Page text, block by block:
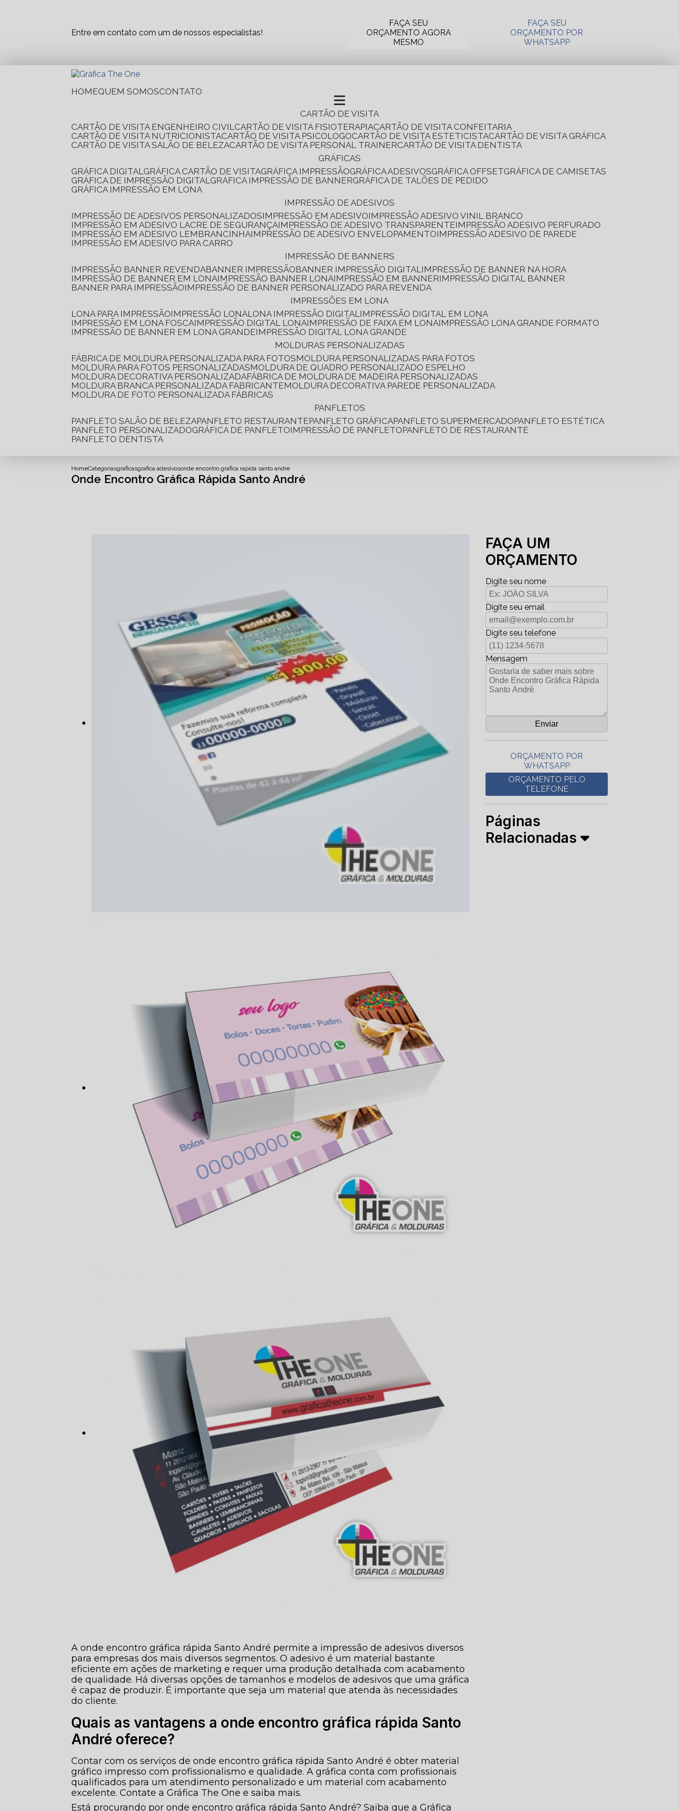
Entre em contato com um de nossos especialistas!
FAÇA SEU
ORÇAMENTO AGORA
MESMO
FAÇA SEU
ORÇAMENTO POR
WHATSAPP
HOME QUEM SOMOS CONTATO
CARTÃO DE VISITA
CARTÃO DE VISITA ENGENHEIRO CIVIL CARTÃO DE VISITA FISIOTERAPIA CARTÃO DE VISITA CONFEITARIA
CARTÃO DE VISITA NUTRICIONISTA CARTÃO DE VISITA PSICOLOGO CARTÃO DE VISITA ESTETICISTA CARTÃO DE VISITA GRÁFICA
CARTÃO DE VISITA SALÃO DE BELEZA CARTÃO DE VISITA PERSONAL TRAINER CARTÃO DE VISITA DENTISTA
GRÁFICAS
GRÁFICA DIGITAL
GRÁFICA CARTÃO DE VISITA GRÁFICA IMPRESSÃO GRÁFICA ADESIVOS GRÁFICA OFFSET
GRÁFICA DE CAMISETAS
GRÁFICA DE IMPRESSÃO DIGITAL
GRÁFICA IMPRESSÃO DE BANNER
GRÁFICA DE TALÕES DE PEDIDO
GRÁFICA IMPRESSÃO EM LONA
IMPRESSÃO DE ADESIVOS
IMPRESSÃO DE ADESIVOS PERSONALIZADOS IMPRESSÃO EM ADESIVO IMPRESSÃO ADESIVO VINIL BRANCO
IMPRESSÃO EM ADESIVO LACRE DE SEGURANÇA IMPRESSÃO DE ADESIVO TRANSPARENTE IMPRESSÃO ADESIVO PERFURADO
IMPRESSÃO EM ADESIVO LEMBRANCINHA IMPRESSÃO DE ADESIVO ENVELOPAMENTO IMPRESSÃO ADESIVO DE PAREDE
IMPRESSÃO EM ADESIVO PARA CARRO
IMPRESSÃO DE BANNERS
IMPRESSÃO BANNER REVENDA
BANNER IMPRESSÃO BANNER IMPRESSÃO DIGITAL IMPRESSÃO DE BANNER NA HORA
IMPRESSÃO DE BANNER EM LONA IMPRESSÃO BANNER LONA IMPRESSÃO EM BANNER IMPRESSÃO DIGITAL BANNER
BANNER PARA IMPRESSÃO IMPRESSÃO DE BANNER PERSONALIZADO PARA REVENDA
IMPRESSÕES EM LONA
LONA PARA IMPRESSÃO IMPRESSÃO LONA LONA IMPRESSÃO DIGITAL IMPRESSÃO DIGITAL EM LONA
IMPRESSÃO EM LONA FOSCA IMPRESSÃO DIGITAL LONA IMPRESSÃO DE FAIXA EM LONA IMPRESSÃO LONA GRANDE FORMATO
IMPRESSÃO DE BANNER EM LONA GRANDE IMPRESSÃO DIGITAL LONA GRANDE
MOLDURAS PERSONALIZADAS
FÁBRICA DE MOLDURA PERSONALIZADA PARA FOTOS
MOLDURA PERSONALIZADAS PARA FOTOS
MOLDURA PARA FOTOS PERSONALIZADAS
MOLDURA DE QUADRO PERSONALIZADO ESPELHO
MOLDURA DECORATIVA PERSONALIZADA FÁBRICA DE MOLDURA DE MADEIRA PERSONALIZADAS
MOLDURA BRANCA PERSONALIZADA FABRICANTE
MOLDURA DECORATIVA PAREDE PERSONALIZADA
MOLDURA DE FOTO PERSONALIZADA FÁBRICAS
PANFLETOS
PANFLETO SALÃO DE BELEZA PANFLETO RESTAURANTE PANFLETO GRÁFICA PANFLETO SUPERMERCADO PANFLETO ESTÉTICA
PANFLETO PERSONALIZADO
GRÁFICA DE PANFLETO IMPRESSÃO DE PANFLETO PANFLETO DE RESTAURANTE
PANFLETO DENTISTA
HomeCategoriasgraficasgrafica adesivosonde encontro grafica rapida santo andre
Onde Encontro Gráfica Rápida Santo André
A onde encontro gráfica rápida Santo André permite a impressão de adesivos diversos
para empresas dos mais diversos segmentos. O adesivo é um material bastante
eficiente em ações de marketing e requer uma produção detalhada com acabamento
de qualidade. Há diversas opções de tamanhos e modelos de adesivos que uma gráfica
é capaz de produzir. É importante que seja um material que atenda às necessidades
do cliente.
Quais as vantagens a onde encontro gráfica rápida Santo
André oferece?
Contar com os serviços de onde encontro gráfica rápida Santo André é obter material
gráfico impresso com profissionalismo e qualidade. A gráfica conta com profissionais
qualificados para um atendimento personalizado e um material com acabamento
excelente. Contate a Gráfica The One e saiba mais.
Está procurando por onde encontro gráfica rápida Santo André? Saiba que a Gráfica
FAÇA UM
ORÇAMENTO
Digite seu nome
Digite seu email
Digite seu telefone
Mensagem
ORÇAMENTO POR
WHATSAPP
ORÇAMENTO PELO
TELEFONE
Páginas
Relacionadas